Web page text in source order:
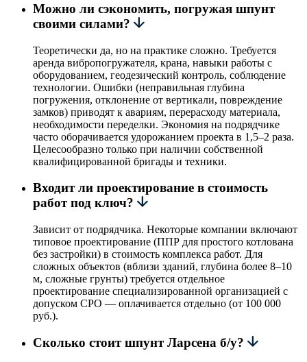
Можно ли сэкономить, погружая шпунт
своими силами?
Теоретически да, но на практике сложно. Требуется
аренда вибропогружателя, крана, навыки работы с
оборудованием, геодезический контроль, соблюдение
технологии. Ошибки (неправильная глубина
погружения, отклонение от вертикали, повреждение
замков) приводят к авариям, перерасходу материала,
необходимости переделки. Экономия на подрядчике
часто оборачивается удорожанием проекта в 1,5–2 раза.
Целесообразно только при наличии собственной
квалифицированной бригады и техники.
Входит ли проектирование в стоимость
работ под ключ?
Зависит от подрядчика. Некоторые компании включают
типовое проектирование (ППР для простого котлована
без застройки) в стоимость комплекса работ. Для
сложных объектов (вблизи зданий, глубина более 8–10
м, сложные грунты) требуется отдельное
проектирование специализированной организацией с
допуском СРО — оплачивается отдельно (от 100 000
руб.).
Сколько стоит шпунт Ларсена б/у?